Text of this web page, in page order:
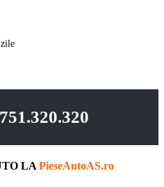
LA PieseAutoAS.ro